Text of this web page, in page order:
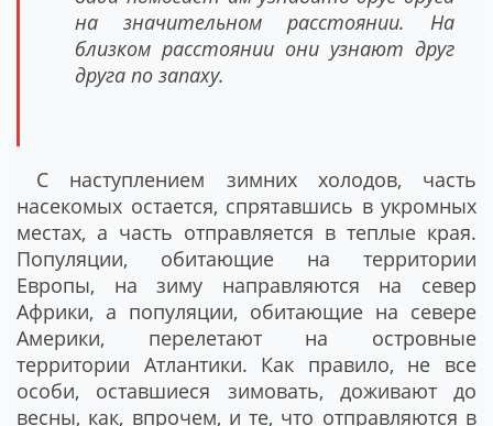
на значительном расстоянии. На
близком расстоянии они узнают друг
друга по запаху.
С наступлением зимних холодов, часть
насекомых остается, спрятавшись в укромных
местах, а часть отправляется в теплые края.
Популяции, обитающие на территории
Европы, на зиму направляются на север
Африки, а популяции, обитающие на севере
Америки, перелетают на островные
территории Атлантики. Как правило, не все
особи, оставшиеся зимовать, доживают до
весны, как, впрочем, и те, что отправляются в